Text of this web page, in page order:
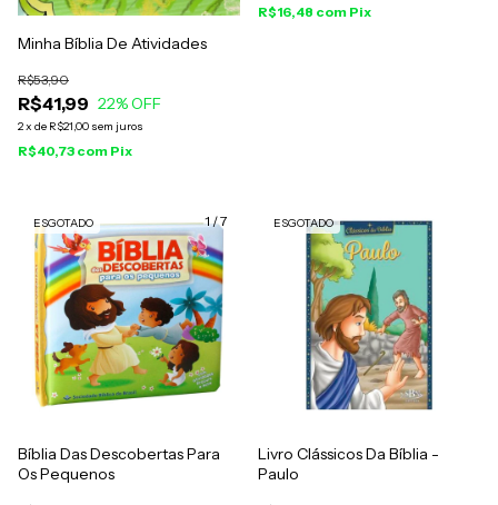
Minha Bíblia De Atividades
R$41,99
R$53,90
22% OFF
2x de R$21,00 sem juros
R$40,73 com Pix
R$16,48 com Pix
1/7
ESGOTADO
Bíblia Das Descobertas Para
Os Pequenos
ESGOTADO
Livro Clássicos Da Bíblia -
Paulo